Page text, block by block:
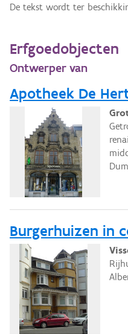
De tekst wordt ter
Erfgoedobjecten
Ontwerper van
Apotheek De
Burgerhuizen in